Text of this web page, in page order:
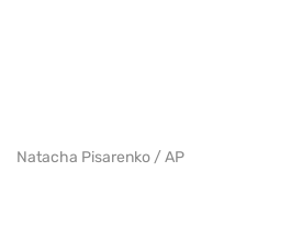
Natacha Pisarenko / AP